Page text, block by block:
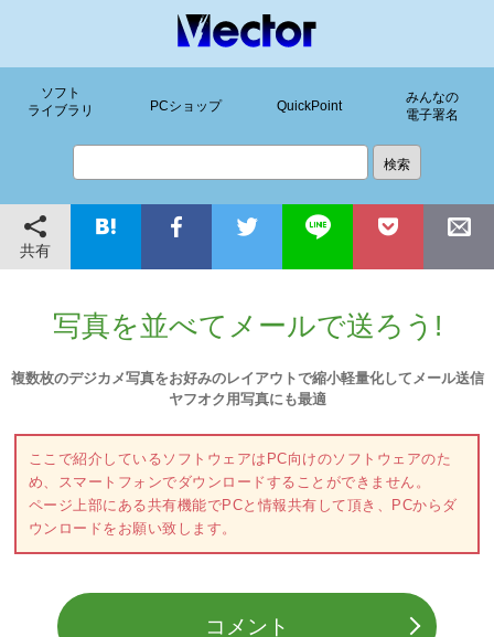
ソフト
ライブラリ
PCショップ QuickPoint
みんなの
電子署名
共有
写真を並べてメールで送ろう!
複数枚のデジカメ写真をお好みのレイアウトで縮小軽量化してメール送信
ヤフオク用写真にも最適
ここで紹介しているソフトウェアはPC向けのソフトウェアのた
め、スマートフォンでダウンロードすることができません。
ページ上部にある共有機能でPCと情報共有して頂き、PCからダ
ウンロードをお願い致します。
コメント